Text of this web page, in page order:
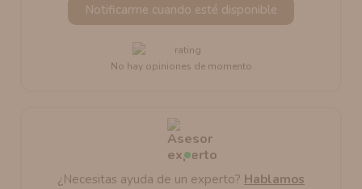
Notificarme cuando esté disponible
No hay opiniones de momento
¿Necesitas ayuda de un experto? Hablamos